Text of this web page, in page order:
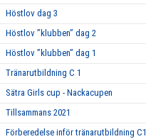
Höstlov dag 3
Höstlov ”klubben” dag 2
Höstlov ”klubben” dag 1
Tränarutbildning C 1
Sätra Girls cup - Nackacupen
Tillsammans 2021
Förberedelse inför tränarutbildning C1